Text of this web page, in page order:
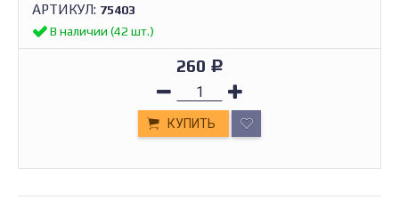
АРТИКУЛ: 75403
В наличии (42 шт.)
260 Р
КУПИТЬ